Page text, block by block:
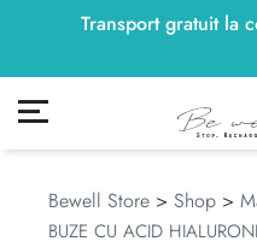
Transport gratuit la
meu
Bewell Store > Shop >
BUZE CU ACID